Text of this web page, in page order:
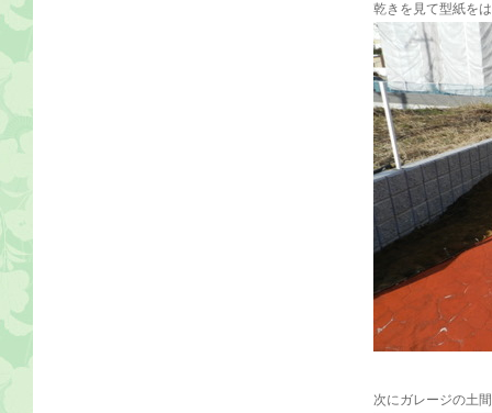
乾きを見て型紙を
次にガレージの土